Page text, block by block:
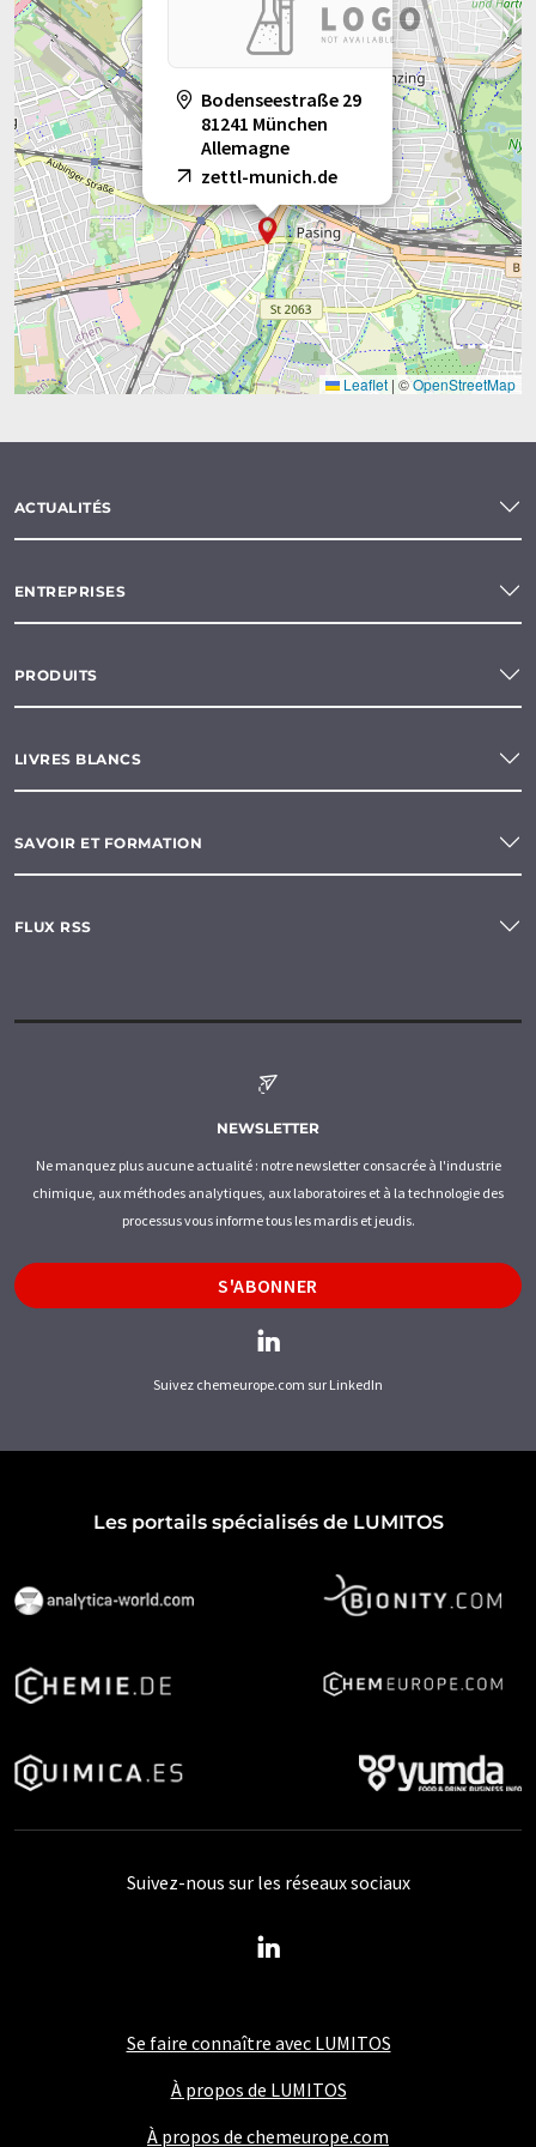
Bodenseestraße 29
81241 München
Allemagne
zettl-munich.de
Leaflet | ©OpenStreetMap
ACTUALITÉS
ENTREPRISES
PRODUITS
LIVRES BLANCS
SAVOIR ET FORMATION
FLUX RSS
NEWSLETTER
Ne manquez plus aucune actualité : notre newsletter consacrée à l'industrie
chimique, aux méthodes analytiques, aux laboratoires et à la technologie des
processus vous informe tous les mardis et jeudis.
S'ABONNER
Suivez chemeurope.com sur LinkedIn
Les portails spécialisés de LUMITOS
Se faire connaître avec LUMITOS
À propos de LUMITOS
À propos de chemeurope.com
Suivez-nous sur les réseaux sociaux